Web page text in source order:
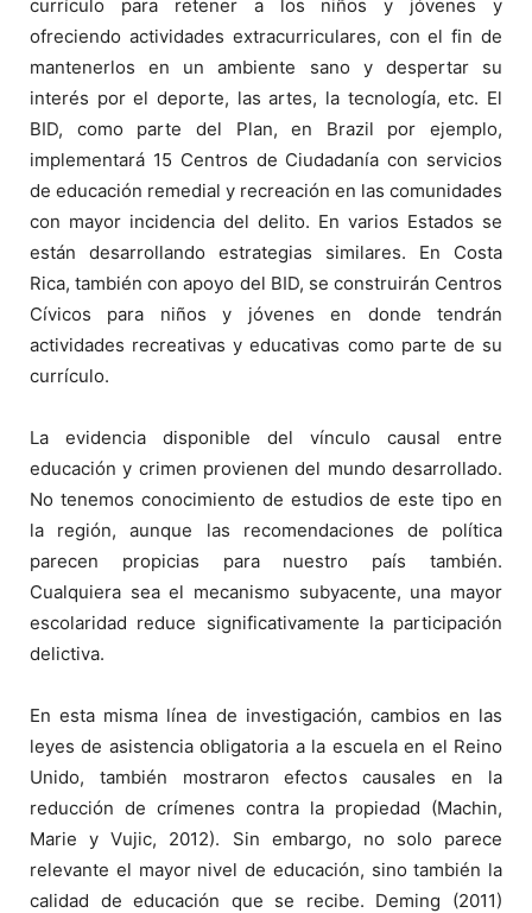
currículo para retener a los niños y jóvenes y
ofreciendo actividades extracurriculares, con el fin de
mantenerlos en un ambiente sano y despertar su
interés por el deporte, las artes, la tecnología, etc. El
BID, como parte del Plan, en Brazil por ejemplo,
implementará 15 Centros de Ciudadanía con servicios
de educación remedial y recreación en las comunidades
con mayor incidencia del delito. En varios Estados se
están desarrollando estrategias similares. En Costa
Rica, también con apoyo del BID, se construirán Centros
Cívicos para niños y jóvenes en donde tendrán
actividades recreativas y educativas como parte de su
currículo.
La evidencia disponible del vínculo causal entre
educación y crimen provienen del mundo desarrollado.
No tenemos conocimiento de estudios de este tipo en
la región, aunque las recomendaciones de política
parecen propicias para nuestro país también.
Cualquiera sea el mecanismo subyacente, una mayor
escolaridad reduce significativamente la participación
delictiva.
En esta misma línea de investigación, cambios en las
leyes de asistencia obligatoria a la escuela en el Reino
Unido, también mostraron efectos causales en la
reducción de crímenes contra la propiedad (Machin,
Marie y Vujic, 2012). Sin embargo, no solo parece
relevante el mayor nivel de educación, sino también la
calidad de educación que se recibe. Deming (2011)